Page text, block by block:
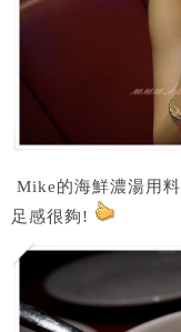
Mike的海鮮濃湯用
足感很夠!